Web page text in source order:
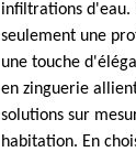
infiltrations d'eau.
seulement une
une touche
en zinguerie
solutions sur
habitation. En